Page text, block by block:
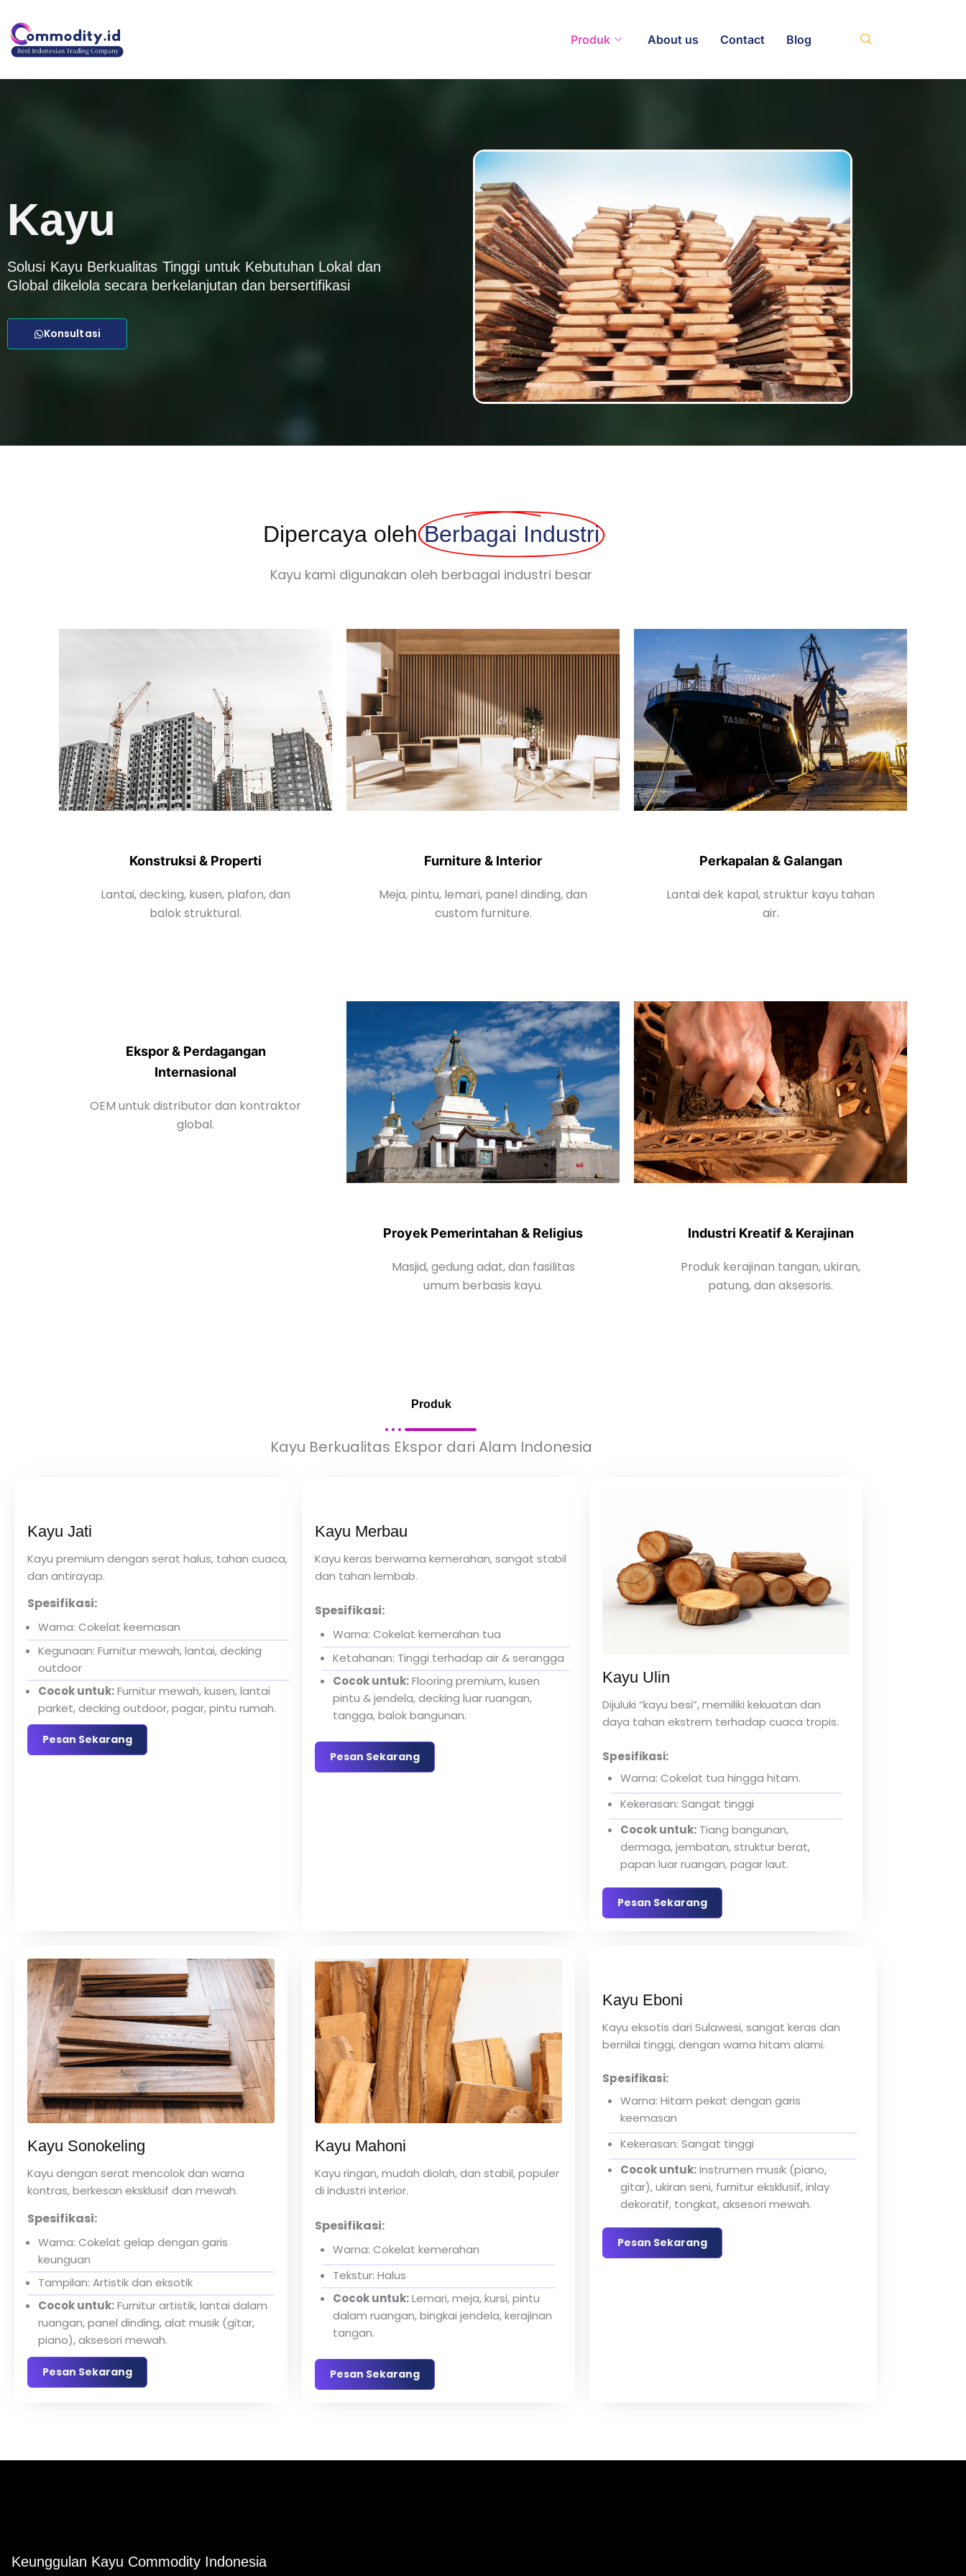
ke
konten
Produk About us Contact Blog
Kayu
Solusi Kayu Berkualitas Tinggi untuk Kebutuhan Lokal dan
Global dikelola secara berkelanjutan dan bersertifikasi
Konsultasi
Dipercaya olehBerbagai Industri
Kayu kami digunakan oleh berbagai industri besar
Konstruksi & Properti
Lantai, decking, kusen, plafon, dan
balok struktural.
Furniture & Interior
Meja, pintu, lemari, panel dinding, dan
custom furniture.
Perkapalan & Galangan
Lantai dek kapal, struktur kayu tahan
air.
Ekspor & Perdagangan
Internasional
OEM untuk distributor dan kontraktor
global.
Proyek Pemerintahan & Religius
Masjid, gedung adat, dan fasilitas
umum berbasis kayu.
Industri Kreatif & Kerajinan
Produk kerajinan tangan, ukiran,
patung, dan aksesoris.
Produk
Kayu Berkualitas Ekspor dari Alam Indonesia
Kayu Jati
Kayu premium dengan serat halus, tahan cuaca,
dan antirayap.
Spesifikasi:
Warna: Cokelat keemasan
Kegunaan: Furnitur mewah, lantai, decking
outdoor
Cocok untuk:Furnitur mewah, kusen, lantai
parket, decking outdoor, pagar, pintu rumah.
Pesan Sekarang
Kayu Merbau
Kayu keras berwarna kemerahan, sangat stabil
dan tahan lembab.
Spesifikasi:
Warna: Cokelat kemerahan tua
Ketahanan: Tinggi terhadap air & serangga
Cocok untuk:Flooring premium, kusen
pintu & jendela, decking luar ruangan,
tangga, balok bangunan.
Pesan Sekarang
Kayu Ulin
Dijuluki “kayu besi”, memiliki kekuatan dan
daya tahan ekstrem terhadap cuaca tropis.
Spesifikasi:
Warna: Cokelat tua hingga hitam.
Kekerasan: Sangat tinggi
Cocok untuk:Tiang bangunan,
dermaga, jembatan, struktur berat,
papan luar ruangan, pagar laut.
Pesan Sekarang
Kayu Sonokeling
Kayu dengan serat mencolok dan warna
kontras, berkesan eksklusif dan mewah.
Spesifikasi:
Warna: Cokelat gelap dengan garis
keunguan
Tampilan: Artistik dan eksotik
Cocok untuk:Furnitur artistik, lantai dalam
ruangan, panel dinding, alat musik (gitar,
piano), aksesori mewah.
Pesan Sekarang
Kayu Mahoni
Kayu ringan, mudah diolah, dan stabil, populer
di industri interior.
Spesifikasi:
Warna: Cokelat kemerahan
Tekstur: Halus
Cocok untuk:Lemari, meja, kursi, pintu
dalam ruangan, bingkai jendela, kerajinan
tangan.
Pesan Sekarang
Kayu Eboni
Kayu eksotis dari Sulawesi, sangat keras dan
bernilai tinggi, dengan warna hitam alami.
Spesifikasi:
Warna: Hitam pekat dengan garis
keemasan
Kekerasan: Sangat tinggi
Cocok untuk:Instrumen musik (piano,
gitar), ukiran seni, furnitur eksklusif, inlay
dekoratif, tongkat, aksesori mewah.
Pesan Sekarang
Keunggulan Kayu Commodity Indonesia